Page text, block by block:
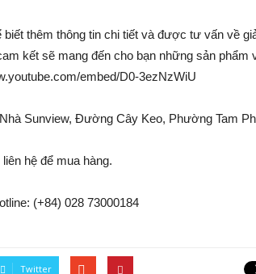
thêm thông tin chi tiết và được tư vấn về
kết sẽ mang đến cho bạn những sản phẩm
embed/D0-3ezNzWiU
Sunview, Đường Cây Keo, Phường Tam
hệ để mua hàng.
(+84) 028 73000184
Twitter